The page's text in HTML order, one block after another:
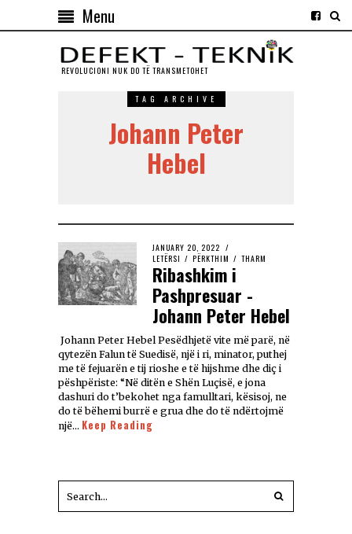
Menu
REVOLUCIONI NUK DO TЁ TRANSMETOHET
TAG ARCHIVE
Johann Peter
Hebel
JANUARY 20, 2022
LETËRSI / PËRKTHIM / THARM
Ribashkim i
Pashpresuar -
Johann Peter Hebel
Johann Peter Hebel Pesëdhjetë vite më parë, në
qytezën Falun të Suedisë, një i ri, minator, puthej
me të fejuarën e tij rioshe e të hijshme dhe diç i
pëshpëriste: “Në ditën e Shën Luçisë, e jona
dashuri do t’bekohet nga famulltari, kësisoj, ne
do të bëhemi burrë e grua dhe do të ndërtojmë
një… Keep Reading